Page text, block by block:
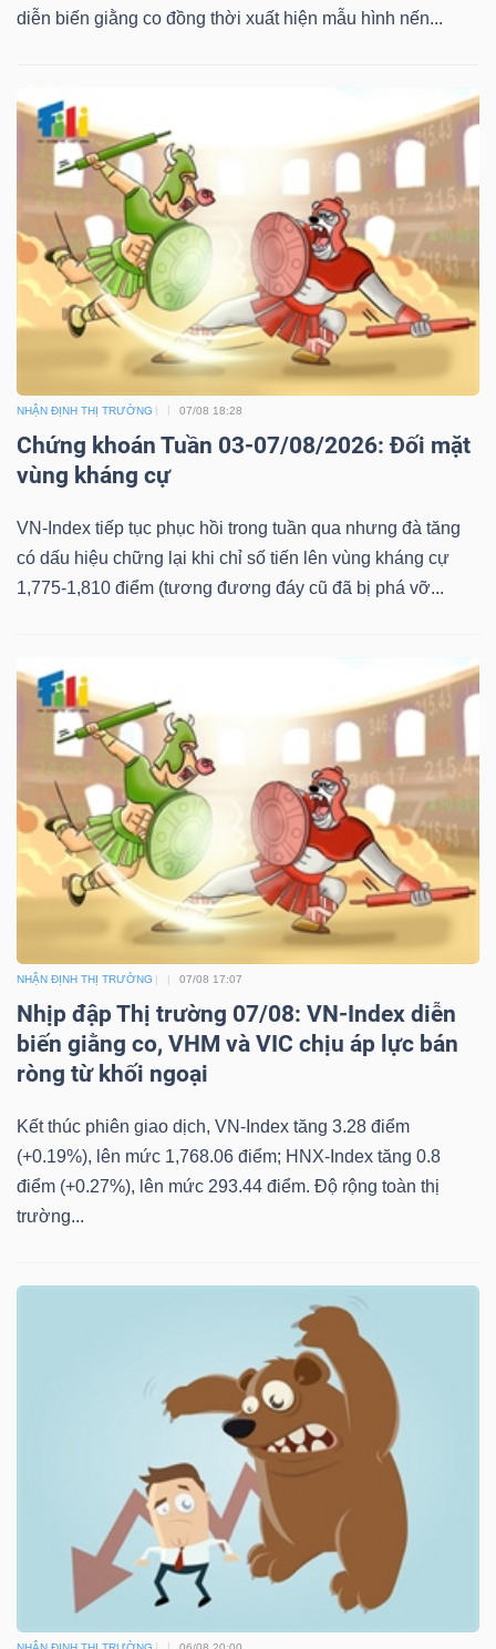
diễn biến giằng co đồng thời xuất hiện mẫu hình nến...
NHẬN ĐỊNH THỊ TRƯỜNG 07/08 18:28
Chứng khoán Tuần 03-07/08/2026: Đối mặt
vùng kháng cự
VN-Index tiếp tục phục hồi trong tuần qua nhưng đà tăng
có dấu hiệu chững lại khi chỉ số tiến lên vùng kháng cự
1,775-1,810 điểm (tương đương đáy cũ đã bị phá vỡ...
NHẬN ĐỊNH THỊ TRƯỜNG 07/08 17:07
Nhịp đập Thị trường 07/08: VN-Index diễn
biến giằng co, VHM và VIC chịu áp lực bán
ròng từ khối ngoại
Kết thúc phiên giao dịch, VN-Index tăng 3.28 điểm
(+0.19%), lên mức 1,768.06 điểm; HNX-Index tăng 0.8
điểm (+0.27%), lên mức 293.44 điểm. Độ rộng toàn thị
trường...